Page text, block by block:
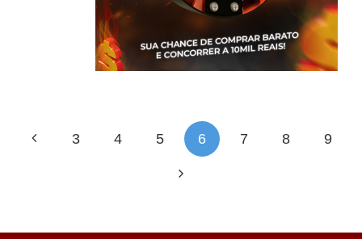
3 4 5 6 7 8 9